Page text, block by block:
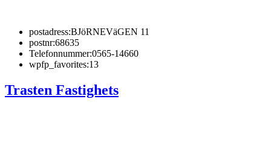
postadress:BJöRNEVäGEN 11
postnr:68635
Telefonnummer:0565-14660
wpfp_favorites:13
Trasten Fastighets